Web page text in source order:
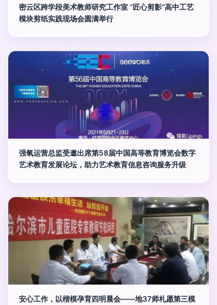
密云区跨学段美术教师研究工作室 “匠心剪影”高中工艺
模块剪纸实践现场会圆满举行
强氧运营总监受邀出席第58届中国高等教育博览会数字
艺术教育发展论坛，助力艺术教育信息咨询服务升级
安心工作，以楷模孕育四明晨会——地37师札愿第三模